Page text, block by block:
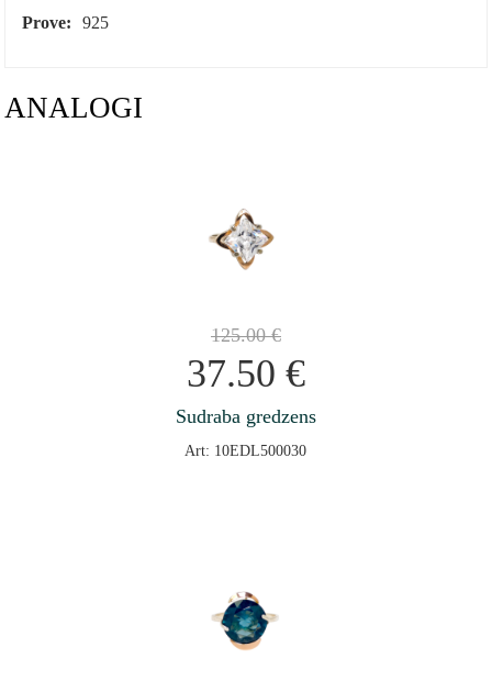
Prove: 925
ANALOGI
125.00€
37.50 €
Sudraba gredzens
Art: 10EDL500030